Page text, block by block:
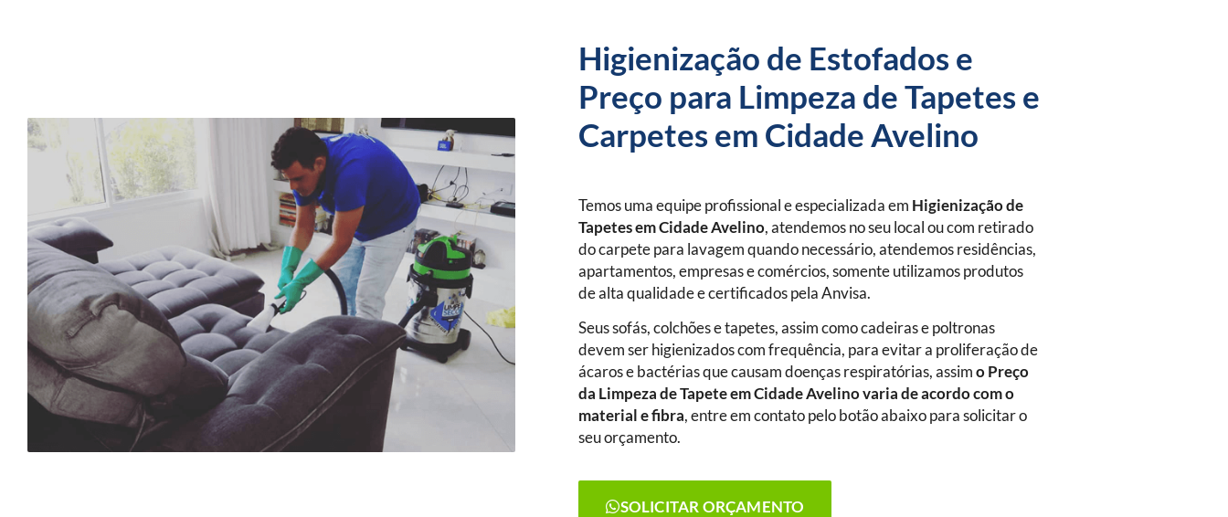
Higienização de Estofados e
Preço para Limpeza de Tapetes e
Carpetes em Cidade Avelino
Temos uma equipe profissional e especializada em Higienização de
Tapetesem Cidade Avelino, atendemos no seu local ou com retirado
do carpete para lavagem quando necessário, atendemos residências,
apartamentos, empresas e comércios, somente utilizamos produtos
de alta qualidade e certificados pela Anvisa.
Seus sofás, colchões e tapetes, assim como cadeiras e poltronas
devem ser higienizados com frequência, para evitar a proliferação de
ácaros e bactérias que causam doenças respiratórias, assimo Preço
da Limpeza de Tapeteem Cidade Avelinovaria de acordo com o
material e fibra, entre em contato pelo botão abaixo para solicitar o
seu orçamento.
SOLICITAR ORÇAMENTO